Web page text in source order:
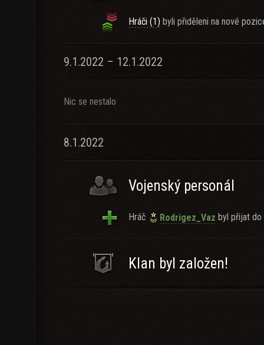
Hráči (1) byli přiděleni na nové
9.1.2022 – 12.1.2022
Nic se nestalo
8.1.2022
Vojenský personál
Hráč Rodrigez_Vaz byl přijat do
Klan byl založen!